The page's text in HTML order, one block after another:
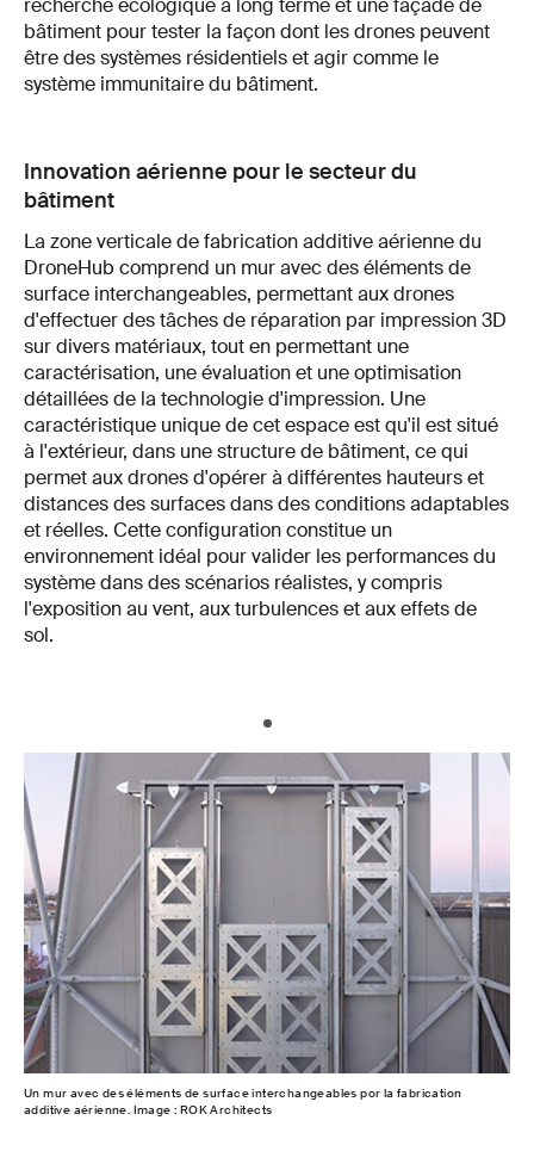
bâtiment pour tester la façon dont les drones peuvent
être des systèmes résidentiels et agir comme le
système immunitaire du bâtiment.
Innovation aérienne pour le secteur du
bâtiment
La zone verticale de fabrication additive aérienne du
DroneHub comprend un mur avec des éléments de
surface interchangeables, permettant aux drones
d'effectuer des tâches de réparation par impression 3D
sur divers matériaux, tout en permettant une
caractérisation, une évaluation et une optimisation
détaillées de la technologie d'impression. Une
caractéristique unique de cet espace est qu'il est situé
à l'extérieur, dans une structure de bâtiment, ce qui
permet aux drones d'opérer à différentes hauteurs et
distances des surfaces dans des conditions adaptables
et réelles. Cette configuration constitue un
environnement idéal pour valider les performances du
système dans des scénarios réalistes, y compris
l'exposition au vent, aux turbulences et aux effets de
sol.
Un mur avec des éléments de surface interchangeables por la fabrication
additive aérienne. Image : ROK Architects